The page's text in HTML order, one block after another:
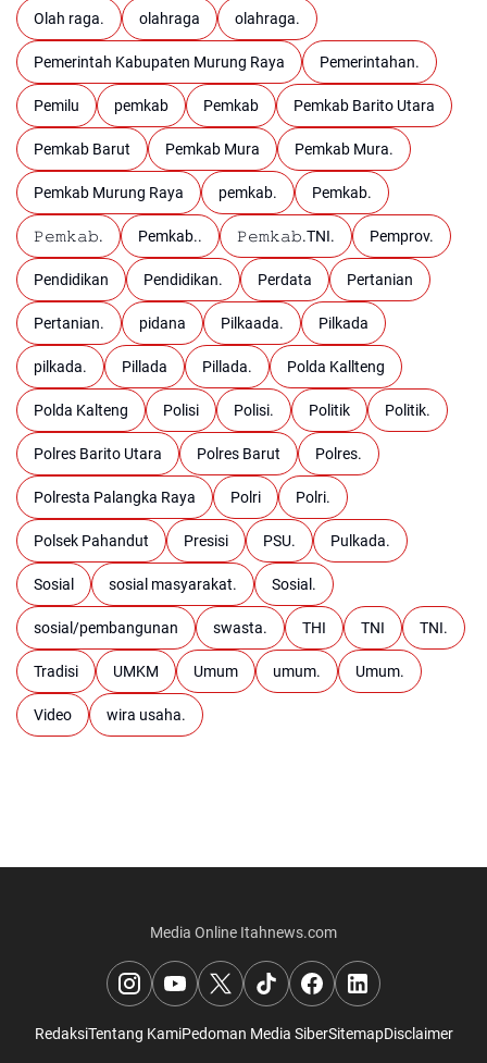
Olah raga. olahraga olahraga.
Pemerintah Kabupaten Murung Raya Pemerintahan.
Pemilu pemkab Pemkab Pemkab Barito Utara
Pemkab Barut Pemkab Mura Pemkab Mura.
Pemkab Murung Raya pemkab. Pemkab.
𝙿𝚎𝚖𝚔𝚊𝚋. Pemkab.. 𝙿𝚎𝚖𝚔𝚊𝚋.TNI. Pemprov.
Pendidikan Pendidikan. Perdata Pertanian
Pertanian. pidana Pilkaada. Pilkada
pilkada. Pillada Pillada. Polda Kallteng
Polda Kalteng Polisi Polisi. Politik Politik.
Polres Barito Utara Polres Barut Polres.
Polresta Palangka Raya Polri Polri.
Polsek Pahandut Presisi PSU. Pulkada.
Sosial sosial masyarakat. Sosial.
sosial/pembangunan swasta. THI TNI TNI.
Tradisi UMKM Umum umum. Umum.
Video wira usaha.
Media Online Itahnews.com
RedaksiTentang KamiPedoman Media SiberSitemapDisclaimer